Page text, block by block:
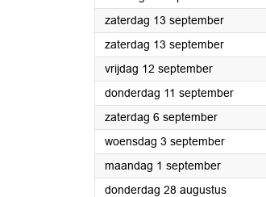
zaterdag 13 september2025
zaterdag 13 september2025
vrijdag 12 september2025
donderdag 11 september2025
zaterdag 6 september2025
woensdag 3 september2025
maandag 1 september2025
donderdag 28 augustus2025